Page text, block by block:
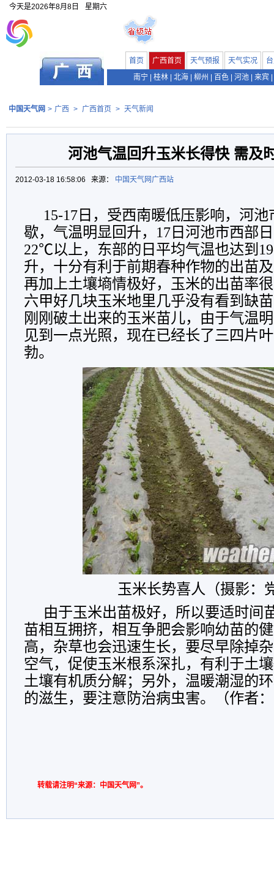
今天是2026年8月8日 星期六
首页 广西首页 天气预报 天气实况
南宁
桂林 北海 柳州 百色 河池 来宾
中国天气网 > 广西 > 广西首页 > 天气新闻
河池气温回升玉米长得快 需及
2012-03-18 16:58:06 来源： 中国天气网广西站
15-17日，受西南暖低压影响，河
歇，气温明显回升，17日河池市西部
22℃以上，东部的日平均气温也达到
升，十分有利于前期春种作物的出苗
再加上土壤墒情极好，玉米的出苗率
六甲好几块玉米地里几乎没有看到缺
刚刚破土出来的玉米苗儿，由于气温
见到一点光照，现在已经长了三四片
勃。
玉米长势喜人（摄影：
由于玉米出苗极好，所以要适时间
苗相互拥挤，相互争肥会影响幼苗的
高，杂草也会迅速生长，要尽早除掉
空气，促使玉米根系深扎，有利于土
土壤有机质分解；另外，温暖潮湿的
的滋生，要注意防治病虫害。（作者
转载请注明“来源：中国天气网”。